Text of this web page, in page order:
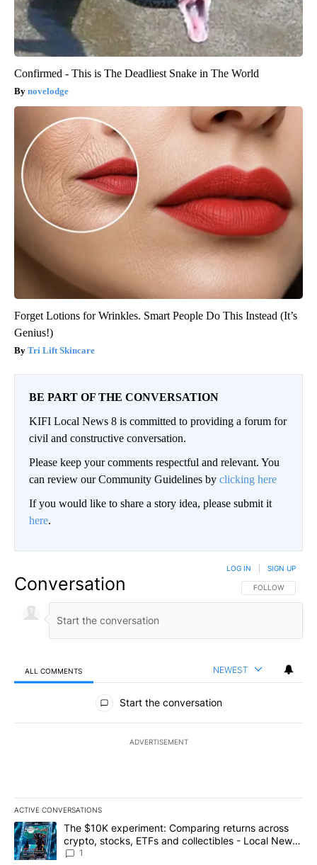
Confirmed - This is The Deadliest Snake in The World
novelodge
Forget Lotions for Wrinkles. Smart People Do This Instead (It’s
Genius!)
Tri Lift Skincare
BE PART OF THE CONVERSATION
KIFI Local News 8 is committed to providing a forum for
civil and constructive conversation.
Please keep your comments respectful and relevant. You
can review our Community Guidelines by clicking here
If you would like to share a story idea, please submit it
here.
Conversation FOLLOW THIS
FOLLOW
LOG IN SIGN UP
ALL COMMENTS NEWEST
All Comments
Start the conversation
ADVERTISEMENT
ACTIVE CONVERSATIONS
The following is a list of the most commented articles in the last
A trending article titled "The $10K experiment: Comparing
The $10K experiment: Comparing returns across
crypto, stocks, ETFs and collectibles - Local News
8
1